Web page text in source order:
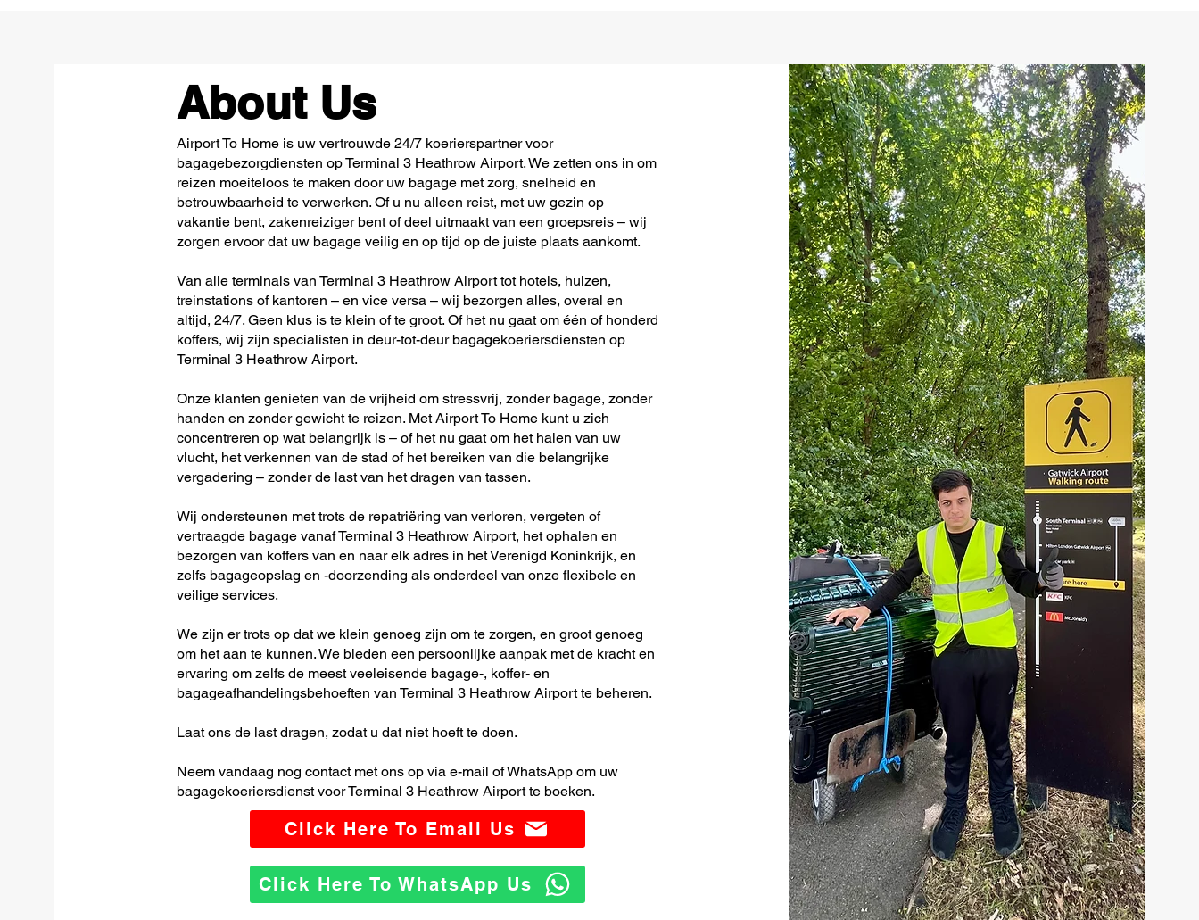
About Us
Airport To Home is uw vertrouwde 24/7 koerierspartner voor
bagagebezorgdiensten op Terminal 3 Heathrow Airport. We zetten ons in om
reizen moeiteloos te maken door uw bagage met zorg, snelheid en
betrouwbaarheid te verwerken. Of u nu alleen reist, met uw gezin op
vakantie bent, zakenreiziger bent of deel uitmaakt van een groepsreis – wij
zorgen ervoor dat uw bagage veilig en op tijd op de juiste plaats aankomt.
Van alle terminals van Terminal 3 Heathrow Airport tot hotels, huizen,
treinstations of kantoren – en vice versa – wij bezorgen alles, overal en
altijd, 24/7. Geen klus is te klein of te groot. Of het nu gaat om één of honderd
koffers, wij zijn specialisten in deur-tot-deur bagagekoeriersdiensten op
Terminal 3 Heathrow Airport.
Onze klanten genieten van de vrijheid om stressvrij, zonder bagage, zonder
handen en zonder gewicht te reizen. Met Airport To Home kunt u zich
concentreren op wat belangrijk is – of het nu gaat om het halen van uw
vlucht, het verkennen van de stad of het bereiken van die belangrijke
vergadering – zonder de last van het dragen van tassen.
Wij ondersteunen met trots de repatriëring van verloren, vergeten of
vertraagde bagage vanaf Terminal 3 Heathrow Airport, het ophalen en
bezorgen van koffers van en naar elk adres in het Verenigd Koninkrijk, en
zelfs bagageopslag en -doorzending als onderdeel van onze flexibele en
veilige services.
We zijn er trots op dat we klein genoeg zijn om te zorgen, en groot genoeg
om het aan te kunnen. We bieden een persoonlijke aanpak met de kracht en
ervaring om zelfs de meest veeleisende bagage-, koffer- en
bagageafhandelingsbehoeften van Terminal 3 Heathrow Airport te beheren.
Laat ons de last dragen, zodat u dat niet hoeft te doen.
Neem vandaag nog contact met ons op via e-mail of WhatsApp om uw
bagagekoeriersdienst voor Terminal 3 Heathrow Airport te boeken.
Click Here To Email Us
Click Here To WhatsApp Us